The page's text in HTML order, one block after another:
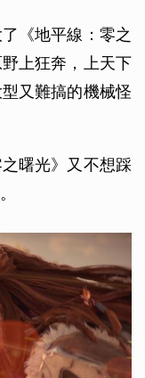
《地平線：零之
上狂奔，上天下
又難搞的機械怪
曙光》又不想踩